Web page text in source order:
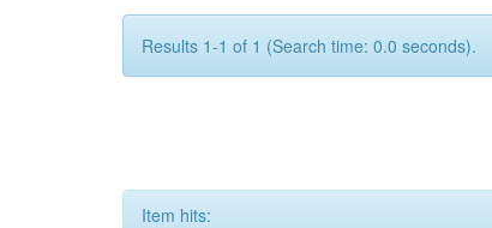
Results 1-1 of 1 (Search time: 0.0 seconds).
Item hits: